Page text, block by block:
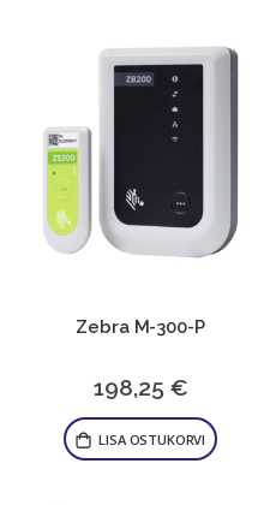
Zebra M-300-P
198,25 €
LISA OSTUKORVI